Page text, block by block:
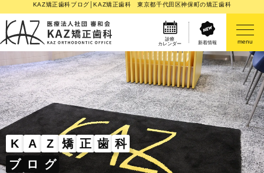
KAZ矯正歯科ブログ│KAZ矯正歯科 東京都千代田区神保町の矯正歯科
診療
カレンダー
新着情報 menu
K A Z 矯 正 歯 科
ブ ロ グ
医院案内
矯正歯科治療のご案内
矯正装置のご紹介
その他